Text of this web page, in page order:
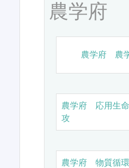
農学府
農学府 農
農学府 応用生
攻
農学府 物質循